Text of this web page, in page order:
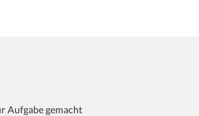
Aufgabe gemacht